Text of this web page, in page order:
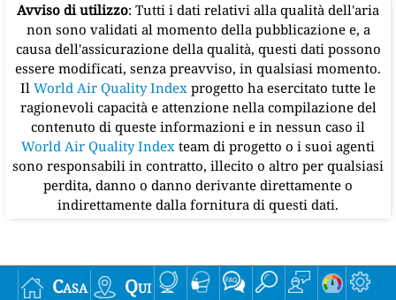
Avviso di utilizzo: Tutti i dati relativi alla qualità dell'aria
non sono validati al momento della pubblicazione e, a
causa dell'assicurazione della qualità, questi dati possono
essere modificati, senza preavviso, in qualsiasi momento.
Il World Air Quality Index progetto ha esercitato tutte le
ragionevoli capacità e attenzione nella compilazione del
contenuto di queste informazioni e in nessun caso il
World Air Quality Index team di progetto o i suoi agenti
sono responsabili in contratto, illecito o altro per qualsiasi
perdita, danno o danno derivante direttamente o
indirettamente dalla fornitura di questi dati.
Casa Qui